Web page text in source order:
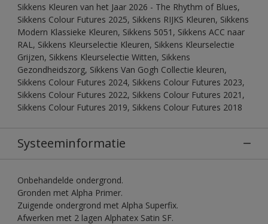
Sikkens Kleuren van het Jaar 2026 - The Rhythm of Blues,
Sikkens Colour Futures 2025, Sikkens RIJKS Kleuren, Sikkens
Modern Klassieke Kleuren, Sikkens 5051, Sikkens ACC naar
RAL, Sikkens Kleurselectie Kleuren, Sikkens Kleurselectie
Grijzen, Sikkens Kleurselectie Witten, Sikkens
Gezondheidszorg, Sikkens Van Gogh Collectie kleuren,
Sikkens Colour Futures 2024, Sikkens Colour Futures 2023,
Sikkens Colour Futures 2022, Sikkens Colour Futures 2021,
Sikkens Colour Futures 2019, Sikkens Colour Futures 2018
Systeeminformatie
Onbehandelde ondergrond.
Gronden met Alpha Primer.
Zuigende ondergrond met Alpha Superfix.
Afwerken met 2 lagen Alphatex Satin SF.